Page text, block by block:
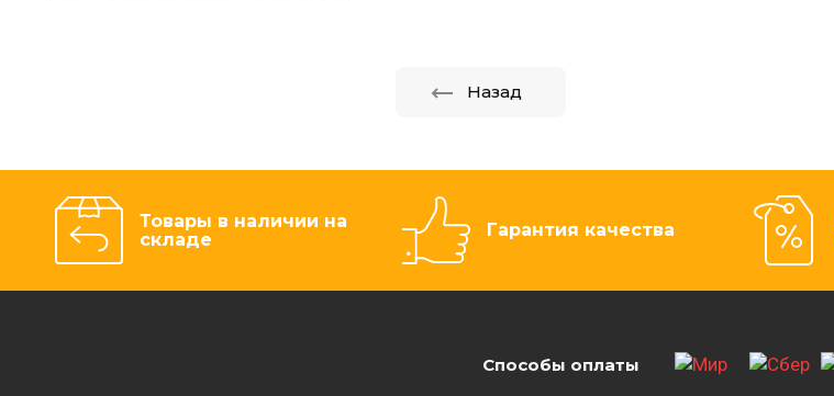
Назад
Товары в наличии на
складе
Гарантия качества
Способы оплаты